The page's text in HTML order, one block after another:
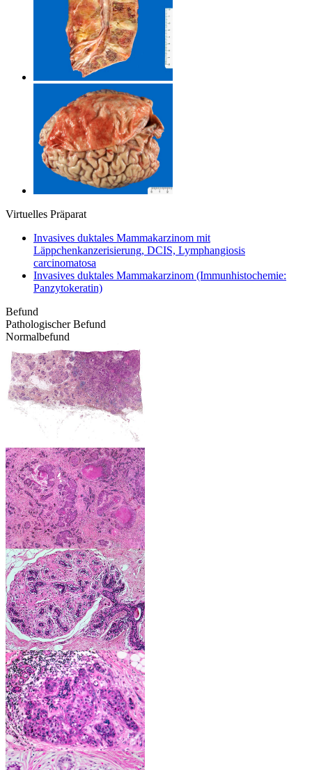
Virtuelles Präparat
Invasives duktales Mammakarzinom mit
Läppchenkanzerisierung, DCIS, Lymphangiosis
carcinomatosa
Invasives duktales Mammakarzinom (Immunhistochemie:
Panzytokeratin)
Befund
Pathologischer Befund
Normalbefund